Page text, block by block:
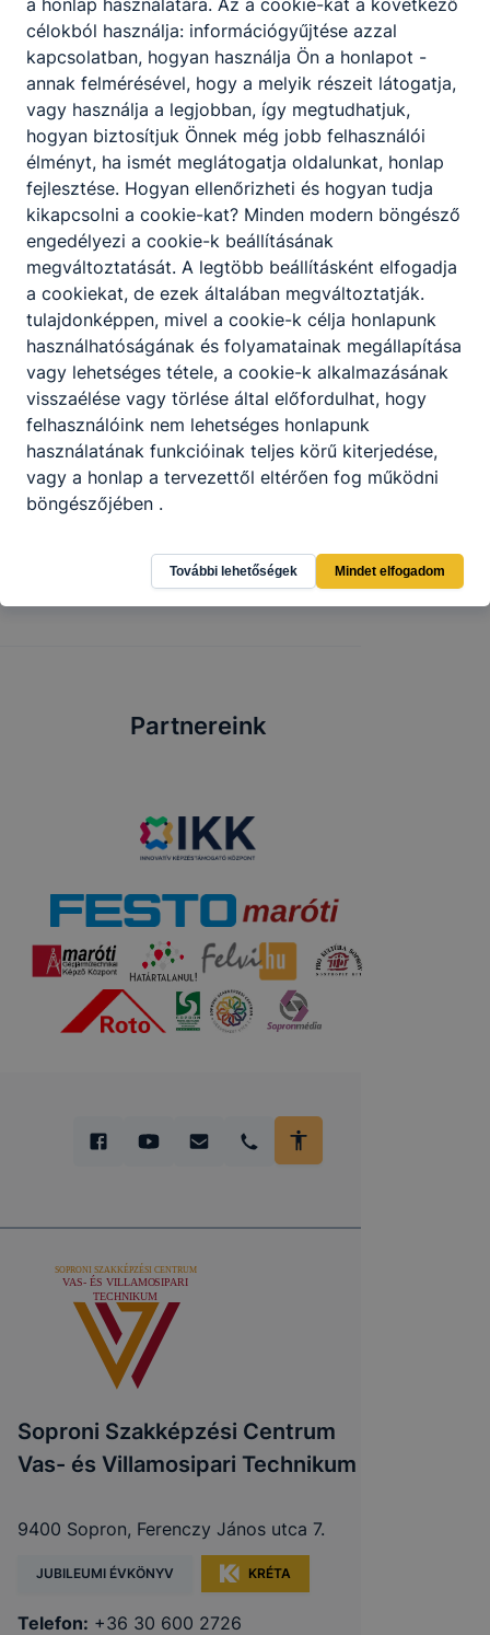
hétköznapok a görögországi szakmai
gyakorlaton
2022. máj. 11. AK, KÉ, TE
ISMÉT ERASMUS+
Iskolánkból különböző szakmacsoportokból
31 diákunk tölti szakmai gyakorlatát
Görögországban
Partnereink
Soproni Szakképzési Centrum
Vas- és Villamosipari Technikum
9400 Sopron, Ferenczy János utca 7.
JUBILEUMI ÉVKÖNYV KRÉTA
Telefon: +36 30 600 2726
célokból használja: információgyűjtése azzal
kapcsolatban, hogyan használja Ön a honlapot -
annak felmérésével, hogy a melyik részeit látogatja,
vagy használja a legjobban, így megtudhatjuk,
hogyan biztosítjuk Önnek még jobb felhasználói
élményt, ha ismét meglátogatja oldalunkat, honlap
fejlesztése. Hogyan ellenőrizheti és hogyan tudja
kikapcsolni a cookie-kat? Minden modern böngésző
engedélyezi a cookie-k beállításának
megváltoztatását. A legtöbb beállításként elfogadja
a cookiekat, de ezek általában megváltoztatják.
tulajdonképpen, mivel a cookie-k célja honlapunk
használhatóságának és folyamatainak megállapítása
vagy lehetséges tétele, a cookie-k alkalmazásának
visszaélése vagy törlése által előfordulhat, hogy
felhasználóink ​​nem lehetséges honlapunk
használatának funkcióinak teljes körű kiterjedése,
vagy a honlap a tervezettől eltérően fog működni
böngészőjében .
További lehetőségek Mindet elfogadom